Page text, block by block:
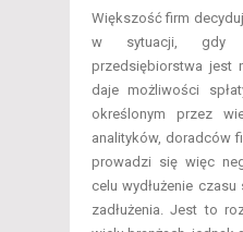
Większość firm
w sytuacji, gdy
przedsiębiorstwa jest
daje możliwości
określonym przez
analityków, doradców
prowadzi się więc
celu wydłużenie czasu
zadłużenia. Jest to